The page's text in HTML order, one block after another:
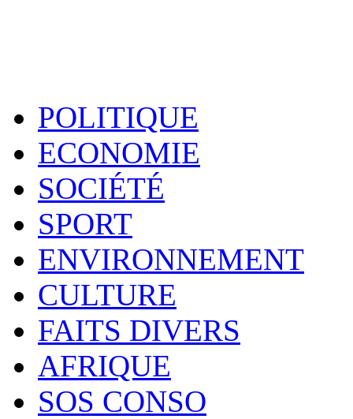
POLITIQUE
ECONOMIE
SOCIÉTÉ
SPORT
ENVIRONNEMENT
CULTURE
FAITS DIVERS
AFRIQUE
SOS CONSO